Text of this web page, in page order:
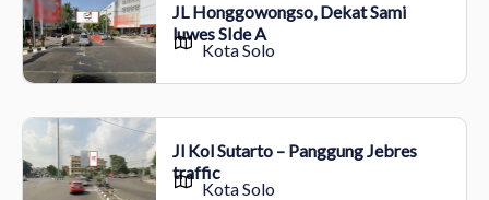
JL Honggowongso, Dekat Sami
luwes SIde A
Kota Solo
Jl Kol Sutarto – Panggung Jebres
traffic
Kota Solo